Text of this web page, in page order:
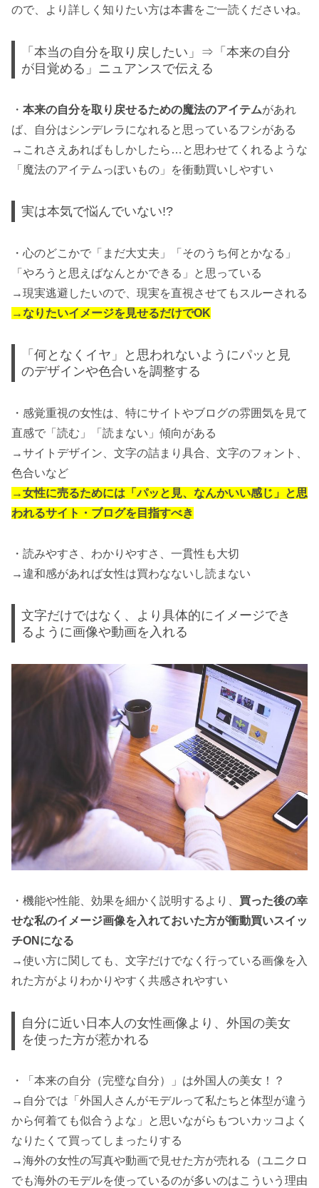
ので、より詳しく知りたい方は本書をご一読くださいね。
「本当の自分を取り戻したい」⇒「本来の自分
が目覚める」ニュアンスで伝える
・ 本来の自分を取り戻せるための魔法のアイテムがあれ
ば、自分はシンデレラになれると思っているフシがある
→これさえあればもしかしたら…と思わせてくれるような
「魔法のアイテムっぽいもの」を衝動買いしやすい
実は本気で悩んでいない!?
・心のどこかで「まだ大丈夫」「そのうち何とかなる」
「やろうと思えばなんとかできる」と思っている
→現実逃避したいので、現実を直視させてもスルーされる
→なりたいイメージを見せるだけでOK
「何となくイヤ」と思われないようにパッと見
のデザインや色合いを調整する
・感覚重視の女性は、特にサイトやブログの雰囲気を見て
直感で「読む」「読まない」傾向がある
→サイトデザイン、文字の詰まり具合、文字のフォント、
色合いなど
→女性に売るためには「パッと見、なんかいい感じ」と思
われるサイト・ブログを目指すべき
・読みやすさ、わかりやすさ、一貫性も大切
→違和感があれば女性は買わなないし読まない
文字だけではなく、より具体的にイメージでき
るように画像や動画を入れる
・機能や性能、効果を細かく説明するより、 買った後の幸
せな私のイメージ画像を入れておいた方が衝動買いスイッ
チONになる
→使い方に関しても、文字だけでなく行っている画像を入
れた方がよりわかりやすく共感されやすい
自分に近い日本人の女性画像より、外国の美女
を使った方が惹かれる
・「本来の自分（完璧な自分）」は外国人の美女！？
→自分では「外国人さんがモデルって私たちと体型が違う
から何着ても似合うよな」と思いながらもついカッコよく
なりたくて買ってしまったりする
→海外の女性の写真や動画で見せた方が売れる（ユニクロ
でも海外のモデルを使っているのが多いのはこういう理由